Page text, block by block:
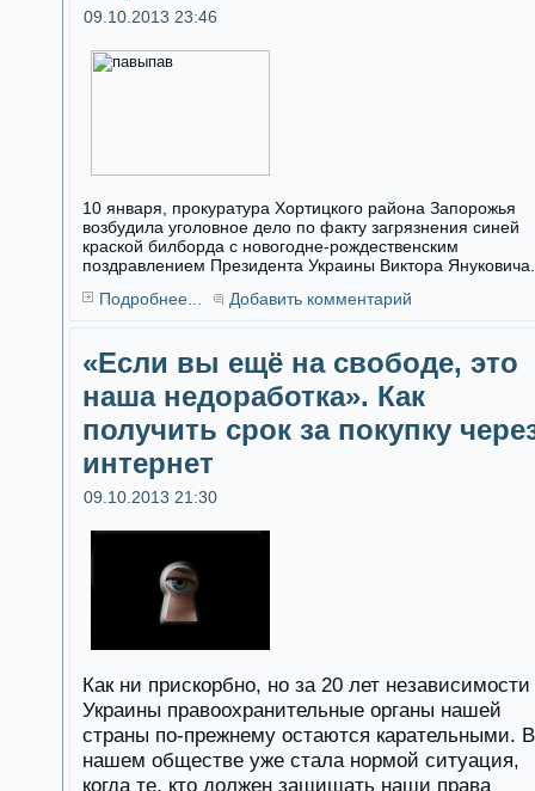
09.10.2013 23:46
10 января, прокуратура Хортицкого района Запорожья
возбудила уголовное дело по факту загрязнения синей
краской билборда с новогодне-рождественским
поздравлением Президента Украины Виктора Януковича.
Подробнее...
Добавить комментарий
«Если вы ещё на свободе, это
наша недоработка». Как
получить срок за покупку
интернет
09.10.2013 21:30
Как ни прискорбно, но за 20 лет независимости
Украины правоохранительные органы нашей
страны по-прежнему остаются карательными. В
нашем обществе уже стала нормой ситуация,
когда те, кто должен защищать наши права